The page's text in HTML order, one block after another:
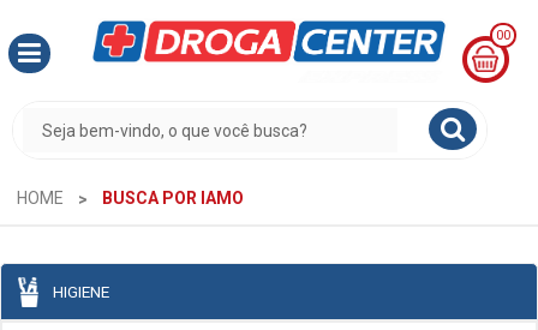
00
CESTA
R$
0,00
HOME BUSCA POR IAMO
HIGIENE